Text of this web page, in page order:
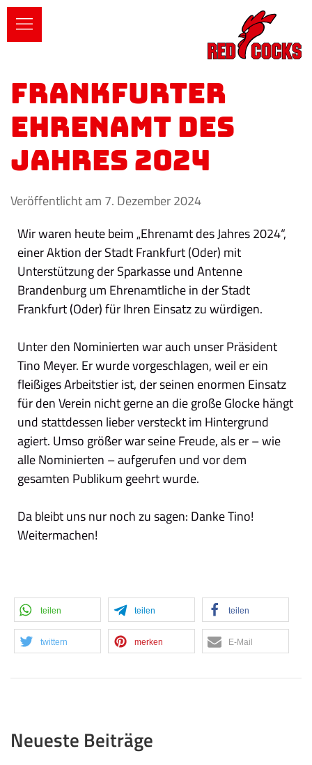
Frankfurter
Ehrenamt des
Jahres 2024
Veröffentlicht am 7. Dezember 2024
Wir waren heute beim „Ehrenamt des Jahres 2024“,
einer Aktion der Stadt Frankfurt (Oder) mit
Unterstützung der Sparkasse und Antenne
Brandenburg um Ehrenamtliche in der Stadt
Frankfurt (Oder) für Ihren Einsatz zu würdigen.
Unter den Nominierten war auch unser Präsident
Tino Meyer. Er wurde vorgeschlagen, weil er ein
fleißiges Arbeitstier ist, der seinen enormen Einsatz
für den Verein nicht gerne an die große Glocke hängt
und stattdessen lieber versteckt im Hintergrund
agiert. Umso größer war seine Freude, als er – wie
alle Nominierten – aufgerufen und vor dem
gesamten Publikum geehrt wurde.
Da bleibt uns nur noch zu sagen: Danke Tino!
Weitermachen!
teilen teilen teilen
twittern merken E-Mail
Neueste Beiträge